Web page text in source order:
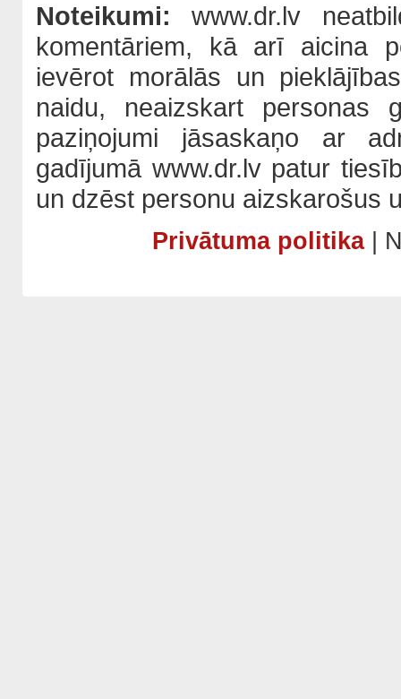
Noteikumi:www.dr.lv
komentāriem, kā arī aicina
ievērot morālās un
naidu, neaizskart personas
paziņojumi jāsaskaņo ar
gadījumā www.dr.lv patur
un dzēst personu aizskarošus
Privātuma politika|